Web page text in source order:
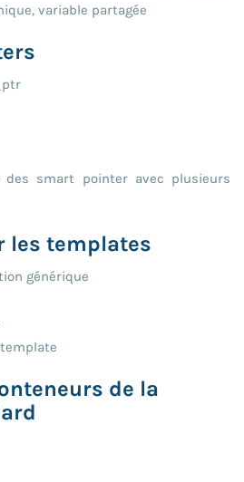
variable partagée
smart pointer avec plusieurs
les templates
générique
de la